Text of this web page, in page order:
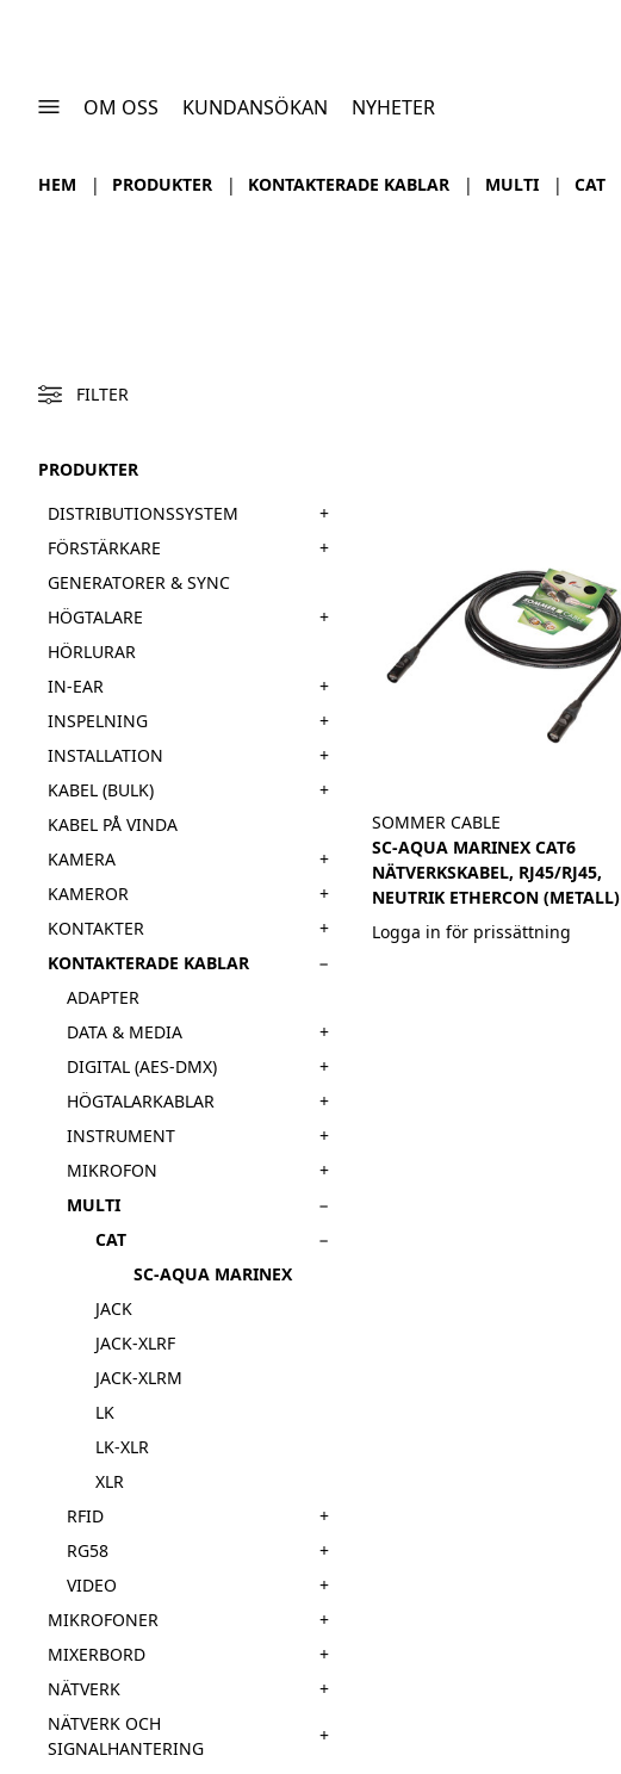
OM OSS KUNDANSÖKAN NYHETER
HEM PRODUKTER KONTAKTERADE KABLAR MULTI CAT
FILTER
PRODUKTER
DISTRIBUTIONSSYSTEM
+
FÖRSTÄRKARE
+
GENERATORER & SYNC
HÖGTALARE
+
HÖRLURAR
IN-EAR
+
INSPELNING
+
INSTALLATION
+
KABEL (BULK)
+
KABEL PÅ VINDA
KAMERA
+
KAMEROR
+
KONTAKTER
+
KONTAKTERADE KABLAR
−
ADAPTER
DATA & MEDIA
+
DIGITAL (AES-DMX)
+
HÖGTALARKABLAR
+
INSTRUMENT
+
MIKROFON
+
MULTI
−
CAT
−
SC-AQUA MARINEX
JACK
JACK-XLRF
JACK-XLRM
LK
LK-XLR
XLR
RFID
+
RG58
+
VIDEO
+
MIKROFONER
+
MIXERBORD
+
NÄTVERK
+
NÄTVERK OCH
SIGNALHANTERING
+
SOMMER CABLE
SC-AQUA MARINEX CAT6
NÄTVERKSKABEL, RJ45/RJ45,
NEUTRIK ETHERCON (METALL)
Logga in för prissättning